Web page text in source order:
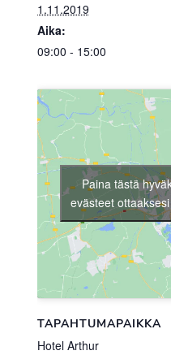
1.11.2019
Aika:
09:00 - 15:00
TAPAHTUMAPAIKKA
Hotel Arthur
Paina tästä
evästeet